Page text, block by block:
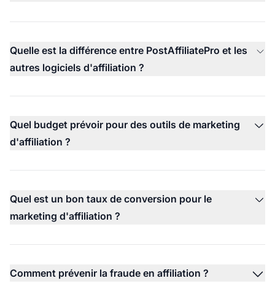
Quelle est la différence entre PostAffiliatePro et les
autres logiciels d'affiliation ?
Quel budget prévoir pour des outils de marketing
d'affiliation ?
Quel est un bon taux de conversion pour le
marketing d'affiliation ?
Comment prévenir la fraude en affiliation ?